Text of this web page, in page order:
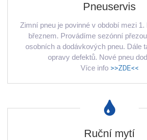
Pneuservis
Zimní pneu je povinné v období mezi 1.
březnem. Provádíme sezónní
osobních a dodávkových pneu. Dále
opravy defektů. Nové pneu
Více info >>ZDE<<
Ruční mytí